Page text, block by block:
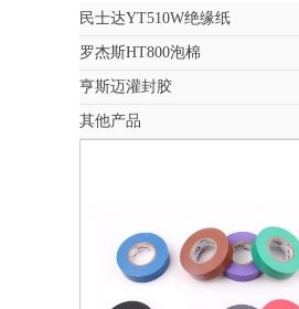
民士达YT510W绝缘纸
罗杰斯HT800泡棉
亨斯迈灌封胶
其他产品